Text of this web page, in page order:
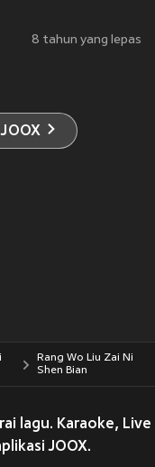
8 tahun yang lepas
Rang Wo Liu Zai Ni
Shen Bian
lagu. Karaoke, Live
JOOX.